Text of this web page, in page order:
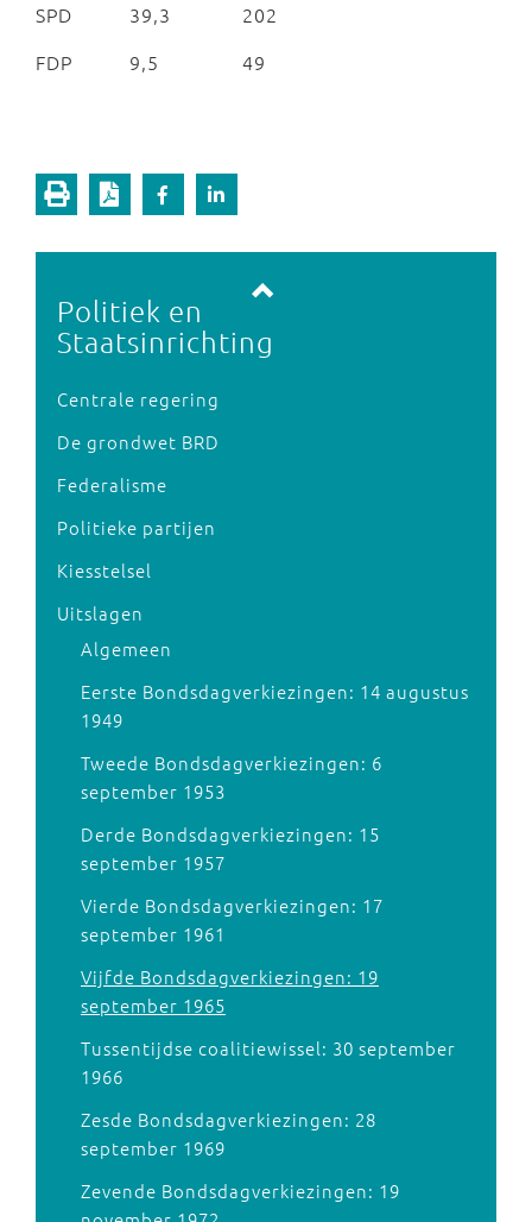
SPD
39,3
202
FDP
9,5 49
Politiek en
Staatsinrichting
Centrale regering
De grondwet BRD
Federalisme
Politieke partijen
Kiesstelsel
Uitslagen
Algemeen
Eerste Bondsdagverkiezingen: 14 augustus
1949
Tweede Bondsdagverkiezingen: 6
september 1953
Derde Bondsdagverkiezingen: 15
september 1957
Vierde Bondsdagverkiezingen: 17
september 1961
Vijfde Bondsdagverkiezingen: 19
september 1965
Tussentijdse coalitiewissel: 30 september
1966
Zesde Bondsdagverkiezingen: 28
september 1969
Zevende Bondsdagverkiezingen: 19